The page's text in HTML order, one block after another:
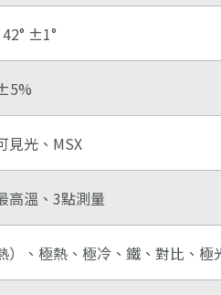
±1°
見光、MSX
高溫、3點測量
）、極熱、極冷、鐵、對比、極